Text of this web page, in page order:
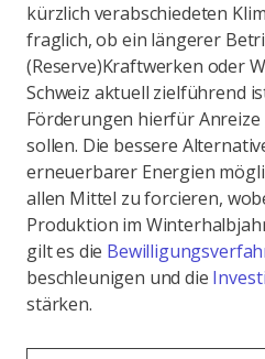
kürzlich verabschiedeten
fraglich, ob ein längerer
(Reserve)Kraftwerken oder
Schweiz aktuell zielführend
Förderungen hierfür
sollen. Die bessere
erneuerbarer Energien
allen Mittel zu forcieren,
Produktion im
gilt es die
beschleunigen und die
stärken.